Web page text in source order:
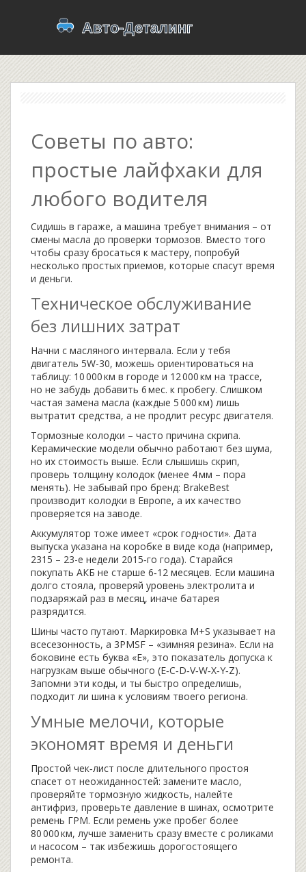
Советы по авто:
простые лайфхаки для
любого водителя
Сидишь в гараже, а машина требует внимания – от
смены масла до проверки тормозов. Вместо того
чтобы сразу бросаться к мастеру, попробуй
несколько простых приемов, которые спасут время
и деньги.
Техническое обслуживание
без лишних затрат
Начни с масляного интервала. Если у тебя
двигатель 5W-30, можешь ориентироваться на
таблицу: 10 000 км в городе и 12 000 км на трассе,
но не забудь добавить 6 мес. к пробегу. Слишком
частая замена масла (каждые 5 000 км) лишь
вытратит средства, а не продлит ресурс двигателя.
Тормозные колодки – часто причина скрипа.
Керамические модели обычно работают без шума,
но их стоимость выше. Если слышишь скрип,
проверь толщину колодок (менее 4 мм – пора
менять). Не забывай про бренд: BrakeBest
производит колодки в Европе, а их качество
проверяется на заводе.
Аккумулятор тоже имеет «срок годности». Дата
выпуска указана на коробке в виде кода (например,
2315 – 23-е недели 2015‑го года). Старайся
покупать АКБ не старше 6‑12 месяцев. Если машина
долго стояла, проверяй уровень электролита и
подзаряжай раз в месяц, иначе батарея
разрядится.
Шины часто путают. Маркировка M+S указывает на
всесезонность, а 3PMSF – «зимняя резина». Если на
боковине есть буква «Е», это показатель допуска к
нагрузкам выше обычного (E‑C‑D‑V‑W‑X‑Y‑Z).
Запомни эти коды, и ты быстро определишь,
подходит ли шина к условиям твоего региона.
Умные мелочи, которые
экономят время и деньги
Простой чек‑лист после длительного простоя
спасет от неожиданностей: замените масло,
проверяйте тормозную жидкость, налейте
антифриз, проверьте давление в шинах, осмотрите
ремень ГРМ. Если ремень уже пробег более
80 000 км, лучше заменить сразу вместе с роликами
и насосом – так избежишь дорогостоящего
ремонта.